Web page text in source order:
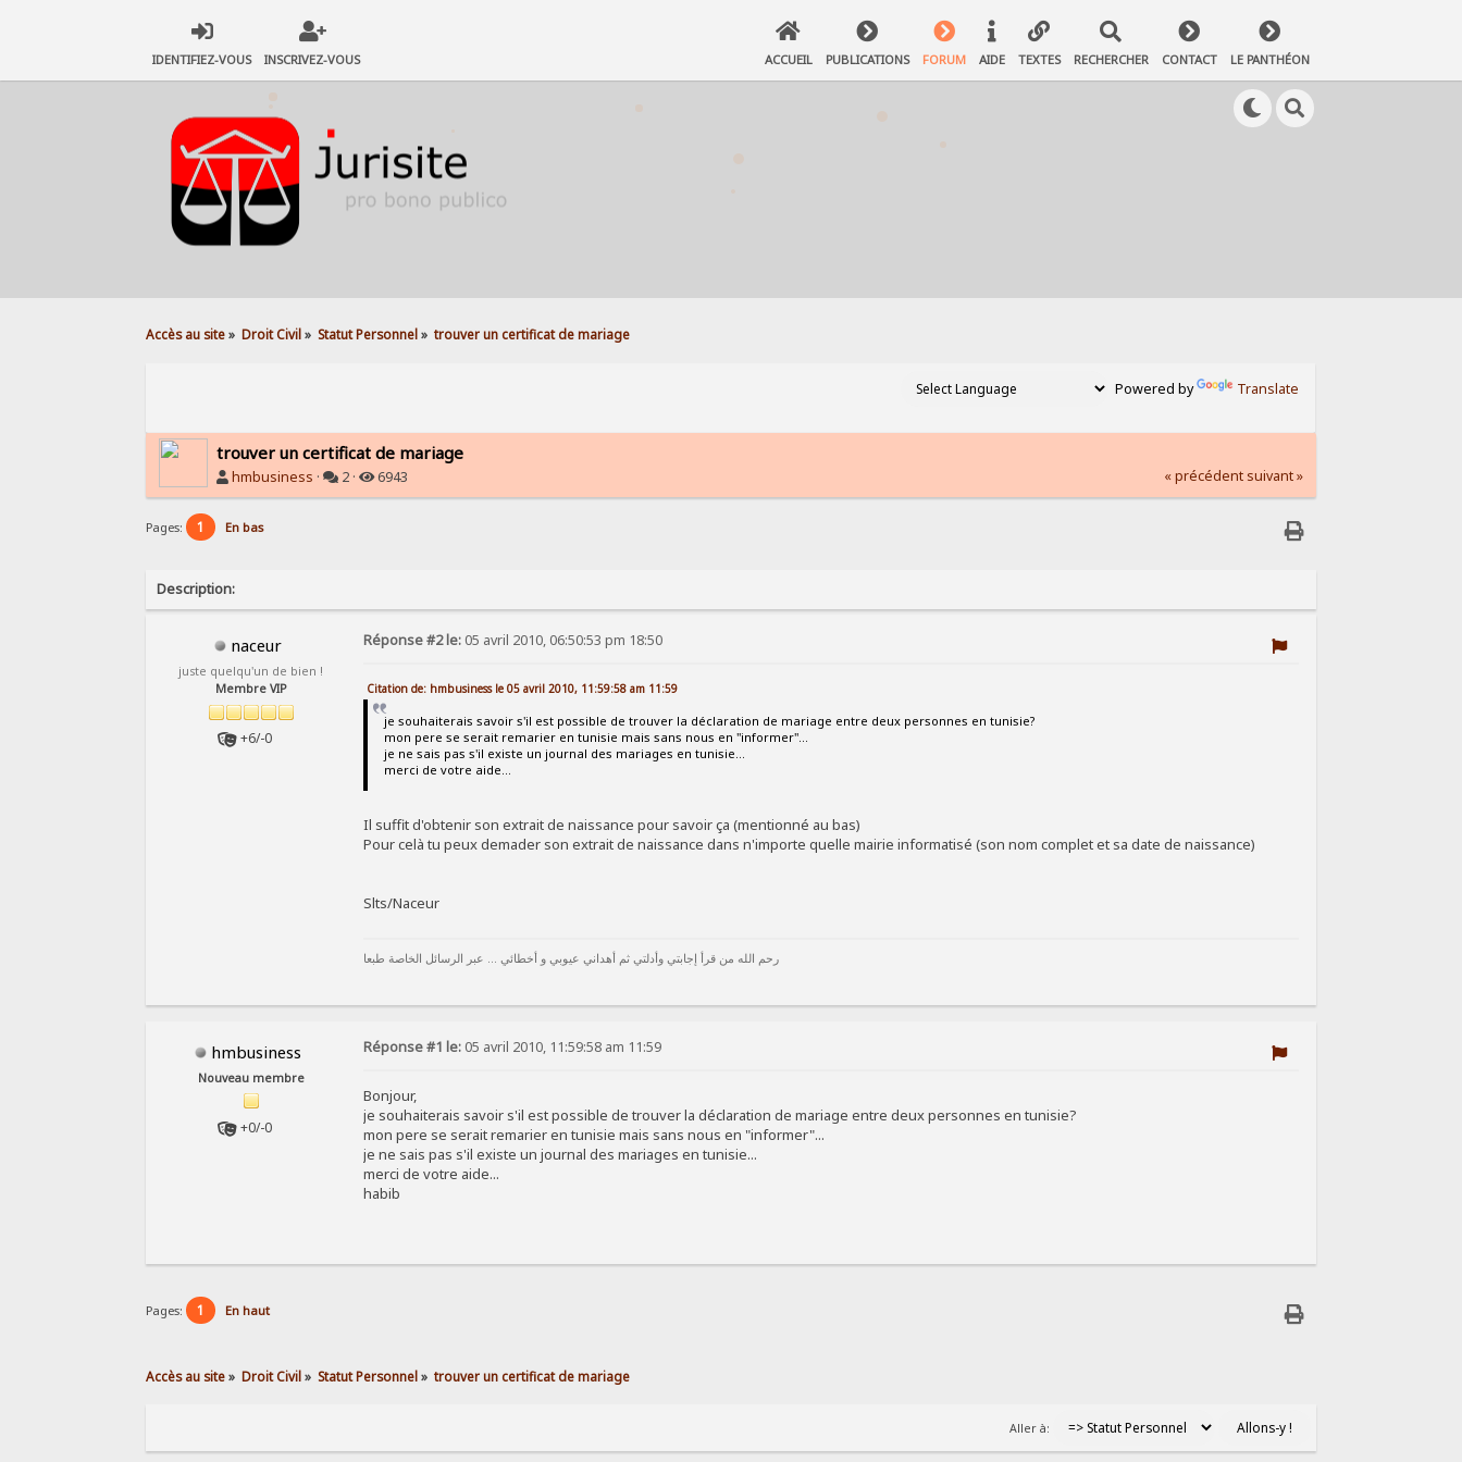
IDENTIFIEZ-VOUS INSCRIVEZ-VOUS ACCUEIL PUBLICATIONS FORUM AIDE TEXTES RECHERCHER CONTACT LE PANTHÉON
Accès au site» Droit Civil» Statut Personnel» trouver un certificat de mariage
Powered by Translate
trouver un certificat de mariage
hmbusiness · 2 · 6943 « précédent suivant »
Pages: 1 En bas
Description:
naceur
juste quelqu'un de bien !
Membre VIP
+6/-0
Réponse #2 le: 05 avril 2010, 06:50:53 pm 18:50
Citation de: hmbusiness le 05 avril 2010, 11:59:58 am 11:59
je souhaiterais savoir s'il est possible de trouver la déclaration de mariage entre deux personnes en tunisie?
mon pere se serait remarier en tunisie mais sans nous en "informer"...
je ne sais pas s'il existe un journal des mariages en tunisie...
merci de votre aide...
Il suffit d'obtenir son extrait de naissance pour savoir ça (mentionné au bas)
Pour celà tu peux demader son extrait de naissance dans n'importe quelle mairie informatisé (son nom complet et sa date de naissance)
Slts/Naceur
رحم الله من قرأ إجابتي وأدلتي ثم أهداني عيوبي و أخطائي ... عبر الرسائل الخاصة طبعا
hmbusiness
Nouveau membre
+0/-0
Réponse #1 le: 05 avril 2010, 11:59:58 am 11:59
Bonjour,
je souhaiterais savoir s'il est possible de trouver la déclaration de mariage entre deux personnes en tunisie?
mon pere se serait remarier en tunisie mais sans nous en "informer"...
je ne sais pas s'il existe un journal des mariages en tunisie...
merci de votre aide...
habib
Pages: 1 En haut
Accès au site» Droit Civil» Statut Personnel» trouver un certificat de mariage
Aller à: